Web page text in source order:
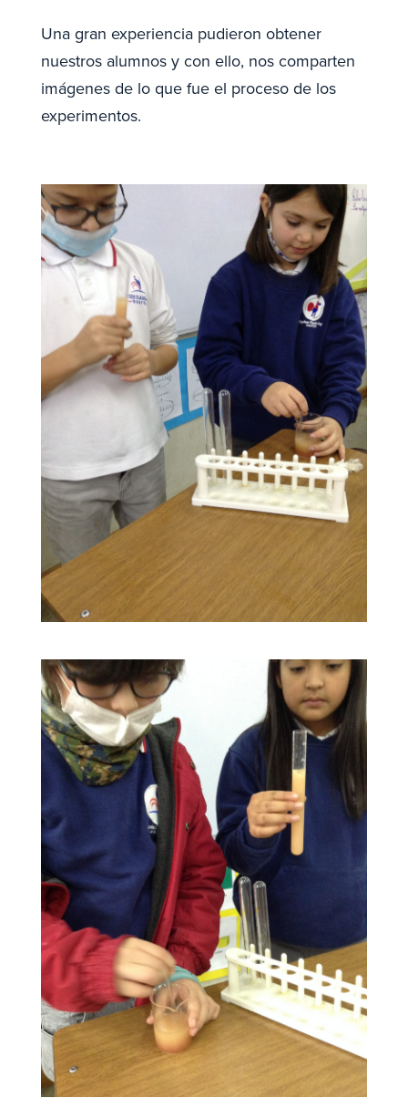
Una gran experiencia pudieron obtener
nuestros alumnos y con ello, nos comparten
imágenes de lo que fue el proceso de los
experimentos.